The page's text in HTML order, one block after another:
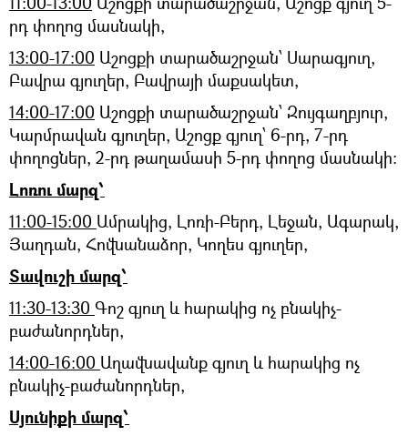
րդ փողոց մասնակի,
13:00-17:00 Աշոցքի տարածաշրջան՝ Սարագյուղ,
Բավրա գյուղեր, Բավրայի մաքսակետ,
14:00-17:00 Աշոցքի տարածաշրջան՝ Զույգաղբյուր,
Կարմրավան գյուղեր, Աշոցք գյուղ՝ 6-րդ, 7-րդ
փողոցներ, 2-րդ թաղամասի 5-րդ փողոց մասնակի։
Լոռու մարզ՝
11:00-15:00 Ամրակից, Լոռի-Բերդ, Լեջան, Ագարակ,
Յաղդան, Հովնանաձոր, Կողես գյուղեր,
Տավուշի մարզ՝
11:30-13:30 Գոշ գյուղ և հարակից ոչ բնակիչ-
բաժանորդներ,
14:00-16:00 Աղավնավանք գյուղ և հարակից ոչ
բնակիչ-բաժանորդներ,
Սյունիքի մարզ՝